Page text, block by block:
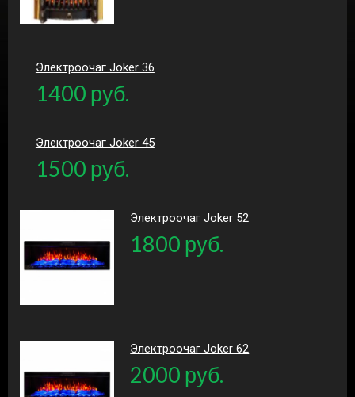
Электроочаг Joker 36
1400 руб.
Электроочаг Joker 45
1500 руб.
Электроочаг Joker 52
1800 руб.
Электроочаг Joker 62
2000 руб.